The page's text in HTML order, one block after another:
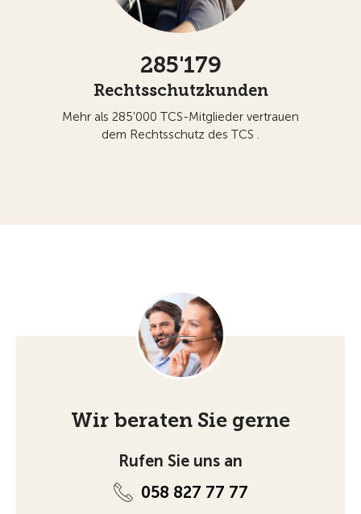
285'179
Rechtsschutzkunden
Mehr als 285'000 TCS-Mitglieder vertrauen
dem Rechtsschutz des TCS .
Wir beraten Sie gerne
Rufen Sie uns an
058 827 77 77